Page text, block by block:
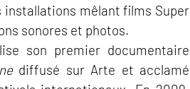
mêlant films Super
sonores et photos.
son premier documentaire
diffusé sur Arte et acclamé